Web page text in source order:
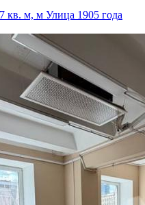
кв. м, м Улица 1905 года